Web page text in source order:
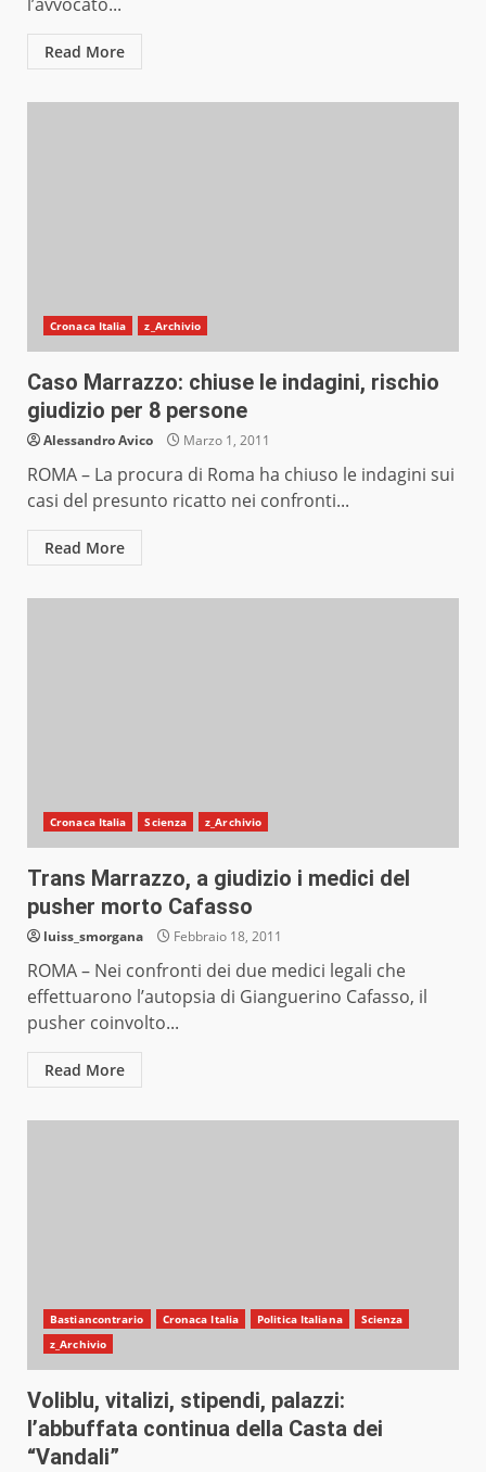
Read More
Cronaca Italia z_Archivio
Caso Marrazzo: chiuse le indagini, rischio
giudizio per 8 persone
Alessandro Avico Marzo 1, 2011
ROMA – La procura di Roma ha chiuso le indagini sui
casi del presunto ricatto nei confronti...
Read More
Cronaca Italia Scienza z_Archivio
Trans Marrazzo, a giudizio i medici del
pusher morto Cafasso
luiss_smorgana Febbraio 18, 2011
ROMA – Nei confronti dei due medici legali che
effettuarono l’autopsia di Gianguerino Cafasso, il
pusher coinvolto...
Read More
Bastiancontrario Cronaca Italia Politica Italiana
Scienza
z_Archivio
Voliblu, vitalizi, stipendi, palazzi:
l’abbuffata continua della Casta dei
“Vandali”